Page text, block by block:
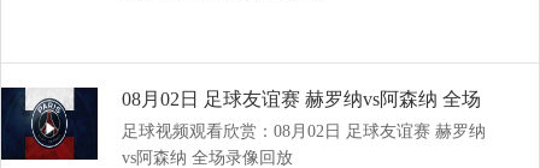
08月02日 足球友谊赛 赫罗纳vs阿森纳 全场
录像回放
足球视频观看欣赏：08月02日 足球友谊赛 赫罗纳
vs阿森纳 全场录像回放